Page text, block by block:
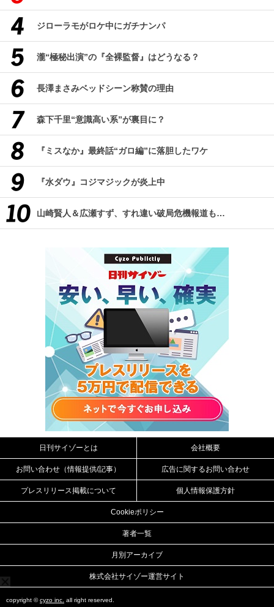
ジローラモがロケ中にガチナンパ
瀧“極秘出演”の『全裸監督』はどうなる？
長澤まさみベッドシーン称賛の理由
森下千里“意識高い系”が裏目に？
『ミスなか』最終話“ガロ編”に落胆したワケ
『水ダウ』コジマジックが炎上中
山崎賢人＆広瀬すず、すれ違い破局危機報道も…
日刊サイゾーとは 会社概要
お問い合わせ（情報提供/記事） 広告に関するお問い合わせ
プレスリリース掲載について 個人情報保護方針
Cookieポリシー
著者一覧
月別アーカイブ
株式会社サイゾー運営サイト
copyright ©cyzo inc. all right reserved.